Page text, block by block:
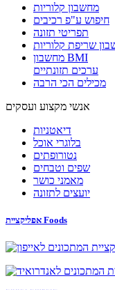
מחשבון קלוריות
חיפוש ע"פ רכיבים
תפריטי תזונה
שריפת קלוריות
מחשבון BMI
ערכים תזונתיים
מכילים הכי הרבה
אנשי מקצוע ועסקים
דיאטניות
בלוגרי אוכל
נטורופתים
שפים וטבחים
מאמני כושר
יועצים לתזונה
אפליקציית Foods